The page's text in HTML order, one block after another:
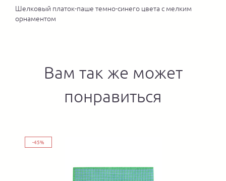
Шелковый платок-паше темно-синего цвета с мелким
орнаментом
Вам так же может
понравиться
-45%